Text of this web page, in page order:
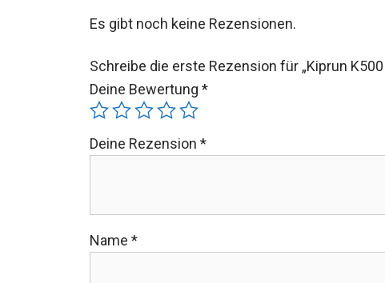
Es gibt noch keine Rezensionen.
Schreibe die erste Rezension für „Kiprun
Deine Bewertung *
Deine Rezension *
Name *